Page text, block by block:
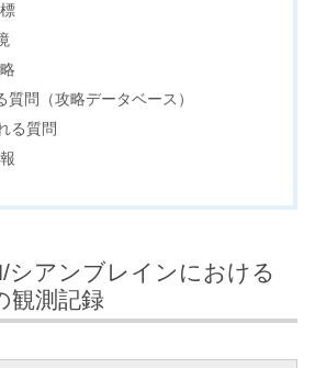
質問（攻略データベース）
る質問
シアンブレインにおける
観測記録